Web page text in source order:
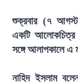
শুক্রবার (৭
একটি আলোকচিত্র
সঙ্গে আলাপকালে এ
নাহিদ ইসলাম